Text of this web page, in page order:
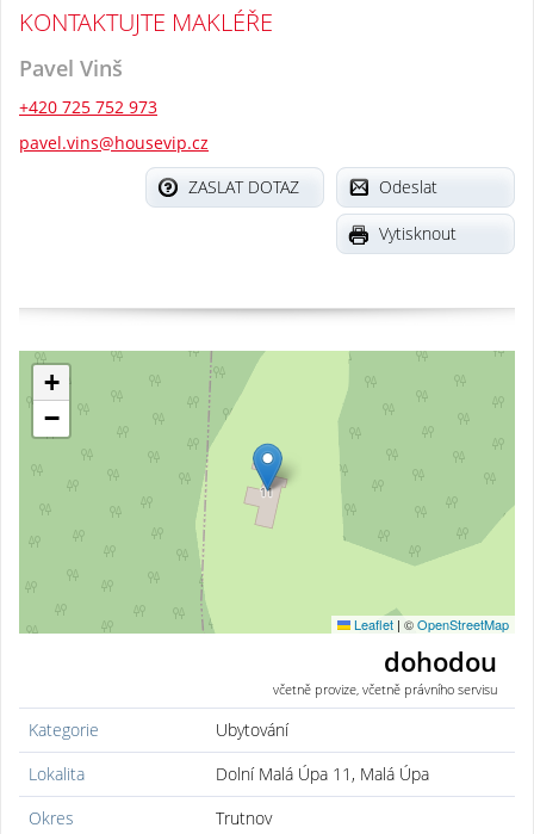
KONTAKTUJTE MAKLÉŘE
Pavel Vinš
+420 725 752 973
pavel.vins@housevip.cz
Odeslat
ZASLAT DOTAZ
Vytisknout
+
−
Leaflet | ©OpenStreetMap
dohodou
včetně provize, včetně právního servisu
Kategorie
Ubytování
Lokalita
Dolní Malá Úpa 11, Malá Úpa
Okres
Trutnov